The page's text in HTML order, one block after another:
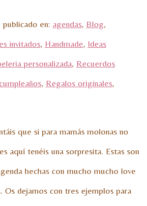
publicado en: agendas, Blog,
invitados, Handmade, Ideas
personalizada, Recuerdos
, Regalos originales,
que si para mamás molonas no
aquí tenéis una sorpresita. Estas son
hechas con mucho mucho love
Os dejamos con tres ejemplos para